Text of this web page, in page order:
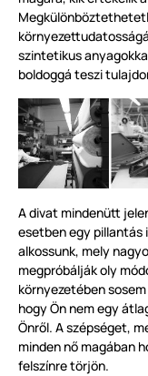
szintetikus
boldoggá teszi
A divat mindenütt
esetben egy pillantás
alkossunk, mely
megpróbálják oly
környezetében
hogy Ön nem egy
Önről. A szépséget,
minden nő magában
felszínre törjön.